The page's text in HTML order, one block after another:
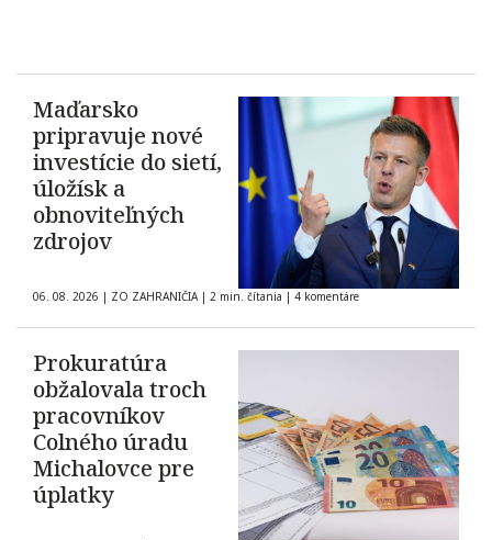
Maďarsko
pripravuje nové
investície do sietí,
úložísk a
obnoviteľných
zdrojov
06. 08. 2026 | ZO ZAHRANIČIA | 2 min. čítania | 4 komentáre
Prokuratúra
obžalovala troch
pracovníkov
Colného úradu
Michalovce pre
úplatky